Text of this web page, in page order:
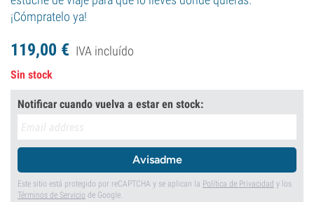
¡Cómpratelo ya!
119,00 € IVA incluído
Sin stock
Notificar cuando vuelva a estar en stock:
Avisadme
Este sitio está protegido por reCAPTCHA y se aplican la Política de Privacidad y los
Términos de Servicio de Google.